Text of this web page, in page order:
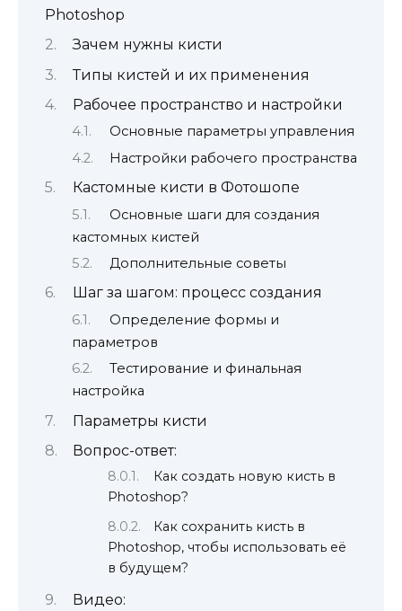
Photoshop
Зачем нужны кисти
Типы кистей и их применения
Рабочее пространство и настройки
Основные параметры управления
Настройки рабочего пространства
Кастомные кисти в Фотошопе
Основные шаги для создания
кастомных кистей
Дополнительные советы
Шаг за шагом: процесс создания
Определение формы и
параметров
Тестирование и финальная
настройка
Параметры кисти
Вопрос-ответ:
Как создать новую кисть в
Photoshop?
Как сохранить кисть в
Photoshop, чтобы использовать её
в будущем?
Видео: